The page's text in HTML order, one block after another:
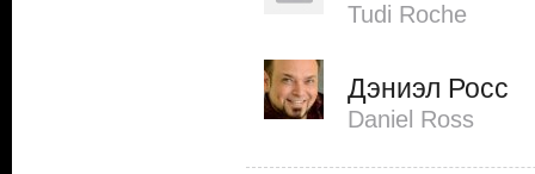
Tudi Roche
Дэниэл Росс
Daniel Ross